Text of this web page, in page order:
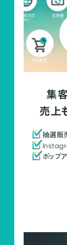
集
売上
抽選販
ポップ